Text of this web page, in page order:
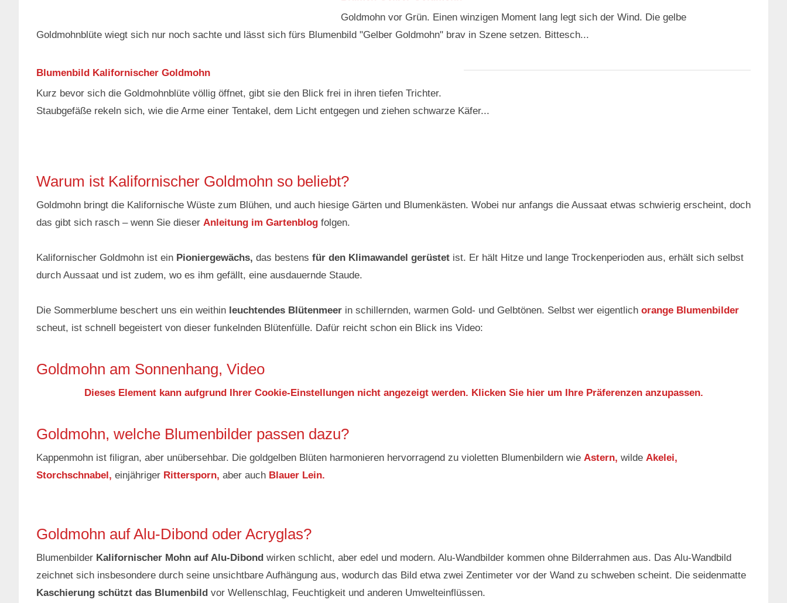
Goldmohn vor Grün. Einen winzigen Moment lang legt sich der Wind. Die gelbe
Goldmohnblüte wiegt sich nur noch sachte und lässt sich fürs Blumenbild "Gelber Goldmohn" brav in Szene setzen. Bittesch...
Blumenbild Kalifornischer Goldmohn
Kurz bevor sich die Goldmohnblüte völlig öffnet, gibt sie den Blick frei in ihren tiefen Trichter.
Staubgefäße rekeln sich, wie die Arme einer Tentakel, dem Licht entgegen und ziehen schwarze Käfer...
Warum ist Kalifornischer Goldmohn so beliebt?
Goldmohn bringt die Kalifornische Wüste zum Blühen, und auch hiesige Gärten und Blumenkästen. Wobei nur anfangs die Aussaat etwas schwierig erscheint, doch
das gibt sich rasch – wenn Sie dieser Anleitung im Gartenblog folgen.
Kalifornischer Goldmohn ist ein Pioniergewächs, das bestens für den Klimawandel gerüstet ist. Er hält Hitze und lange Trockenperioden aus, erhält sich selbst
durch Aussaat und ist zudem, wo es ihm gefällt, eine ausdauernde Staude.
Die Sommerblume beschert uns ein weithin leuchtendes Blütenmeer in schillernden, warmen Gold- und Gelbtönen. Selbst wer eigentlich orange Blumenbilder
scheut, ist schnell begeistert von dieser funkelnden Blütenfülle. Dafür reicht schon ein Blick ins Video:
Goldmohn am Sonnenhang, Video
Dieses Element kann aufgrund Ihrer Cookie-Einstellungen nicht angezeigt werden. Klicken Sie hier um Ihre Präferenzen anzupassen.
Goldmohn, welche Blumenbilder passen dazu?
Kappenmohn ist filigran, aber unübersehbar. Die goldgelben Blüten harmonieren hervorragend zu violetten Blumenbildern wie Astern, wilde Akelei,
Storchschnabel, einjähriger Rittersporn, aber auch Blauer Lein.
Goldmohn auf Alu-Dibond oder Acryglas?
Blumenbilder Kalifornischer Mohn auf Alu-Dibond wirken schlicht, aber edel und modern. Alu-Wandbilder kommen ohne Bilderrahmen aus. Das Alu-Wandbild
zeichnet sich insbesondere durch seine unsichtbare Aufhängung aus, wodurch das Bild etwa zwei Zentimeter vor der Wand zu schweben scheint. Die seidenmatte
Kaschierung schützt das Blumenbild vor Wellenschlag, Feuchtigkeit und anderen Umwelteinflüssen.